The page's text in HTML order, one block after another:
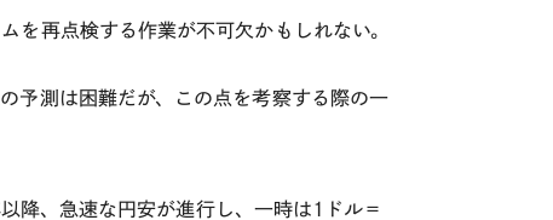
を再点検する作業が不可欠かもしれない。
予測は困難だが、この点を考察する際の一
降、急速な円安が進行し、一時は1ドル＝